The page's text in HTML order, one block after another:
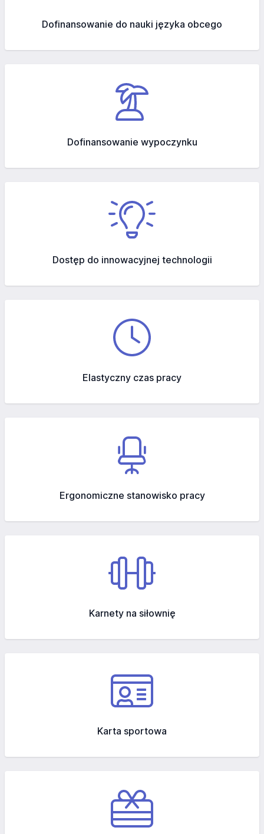
Dofinansowanie do nauki języka obcego
Dofinansowanie wypoczynku
Dostęp do innowacyjnej technologii
Elastyczny czas pracy
Ergonomiczne stanowisko pracy
Karnety na siłownię
Karta sportowa